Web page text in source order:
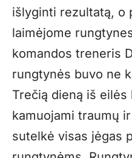
išlyginti rezultatą, o
laimėjome
komandos treneris
rungtynės buvo ne
Trečią dieną iš
kamuojami traumų
sutelkė visas jėgas